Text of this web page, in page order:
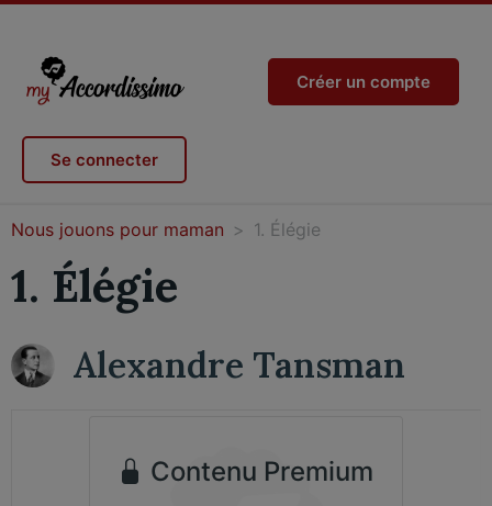
Créer un compte
Se connecter
Nous jouons pour maman 1. Élégie
1. Élégie
Alexandre Tansman
Contenu Premium